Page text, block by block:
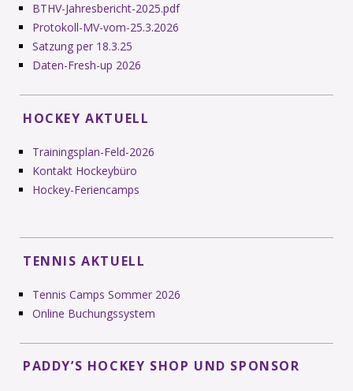
BTHV-Jahresbericht-2025.pdf
Protokoll-MV-vom-25.3.2026
Satzung per 18.3.25
Daten-Fresh-up 2026
HOCKEY AKTUELL
Trainingsplan-Feld-2026
Kontakt Hockeybüro
Hockey-Feriencamps
TENNIS AKTUELL
Tennis Camps Sommer 2026
Online Buchungssystem
PADDY’S HOCKEY SHOP UND SPONSOR